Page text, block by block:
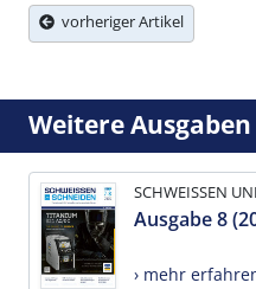
vorheriger Artikel
Weitere Ausgaben
SCHWEISSEN
Ausgabe 8
› mehr